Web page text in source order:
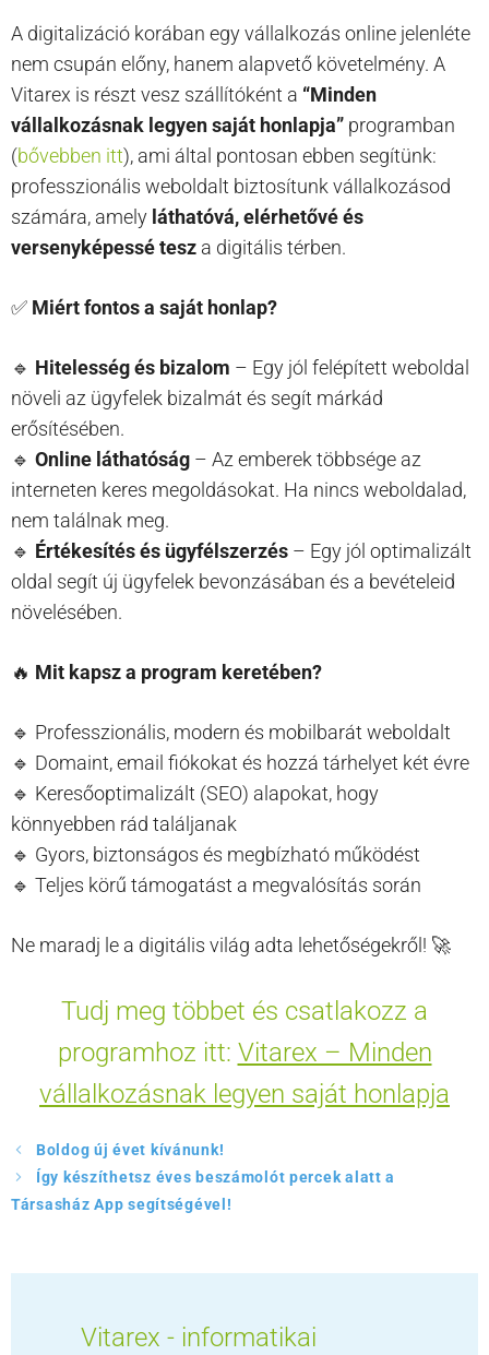
A digitalizáció korában egy vállalkozás online jelenléte
nem csupán előny, hanem alapvető követelmény. A
Vitarex is részt vesz szállítóként a “Minden
vállalkozásnak legyen saját honlapja” programban
(bővebben itt), ami által pontosan ebben segítünk:
professzionális weboldalt biztosítunk vállalkozásod
számára, amely láthatóvá, elérhetővé és
versenyképessé tesz a digitális térben.
✅ Miért fontos a saját honlap?
🔹 Hitelesség és bizalom – Egy jól felépített weboldal
növeli az ügyfelek bizalmát és segít márkád
erősítésében.
🔹 Online láthatóság – Az emberek többsége az
interneten keres megoldásokat. Ha nincs weboldalad,
nem találnak meg.
🔹 Értékesítés és ügyfélszerzés – Egy jól optimalizált
oldal segít új ügyfelek bevonzásában és a bevételeid
növelésében.
🔥 Mit kapsz a program keretében?
🔹 Professzionális, modern és mobilbarát weboldalt
🔹 Domaint, email fiókokat és hozzá tárhelyet két évre
🔹 Keresőoptimalizált (SEO) alapokat, hogy
könnyebben rád találjanak
🔹 Gyors, biztonságos és megbízható működést
🔹 Teljes körű támogatást a megvalósítás során
Ne maradj le a digitális világ adta lehetőségekről! 🚀
Tudj meg többet és csatlakozz a
programhoz itt: Vitarex – Minden
vállalkozásnak legyen saját honlapja
Boldog új évet kívánunk!
Így készíthetsz éves beszámolót percek alatt a
Társasház App segítségével!
Vitarex - informatikai